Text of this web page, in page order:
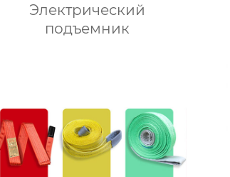
Электрический
подъемник